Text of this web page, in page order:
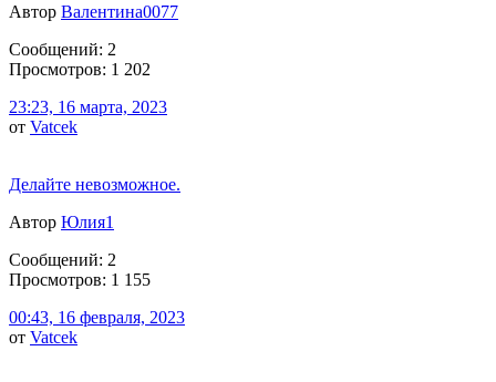
Автор Валентина0077
Сообщений: 2
Просмотров: 1 202
23:23, 16 марта, 2023
от Vatcek
Делайте невозможное.
Автор Юлия1
Сообщений: 2
Просмотров: 1 155
00:43, 16 февраля, 2023
от Vatcek